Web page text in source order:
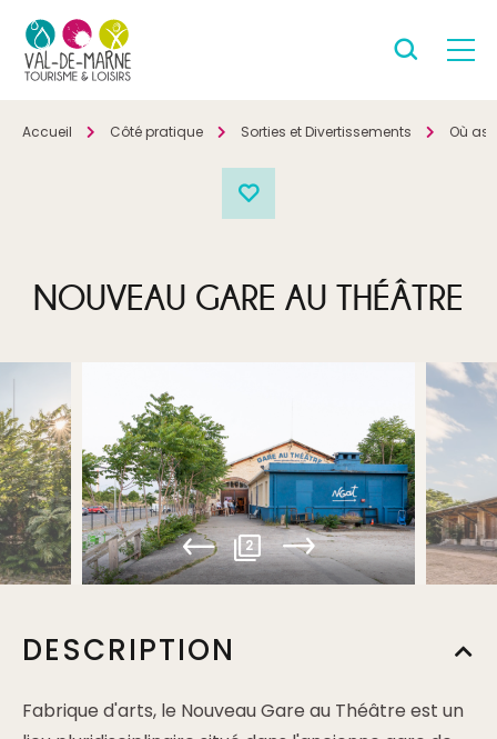
Accueil Côté pratique Sorties et Divertissements Où
NOUVEAU GARE AU THÉÂTRE
2
DESCRIPTION
Fabrique d'arts, le Nouveau Gare au Théâtre est un